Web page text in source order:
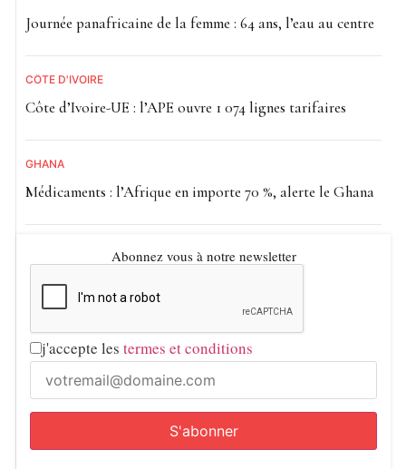
Journée panafricaine de la femme : 64 ans, l’eau au centre
CÔTE D'IVOIRE
Côte d’Ivoire-UE : l’APE ouvre 1 074 lignes tarifaires
GHANA
Médicaments : l’Afrique en importe 70 %, alerte le Ghana
Abonnez vous à notre newsletter
j'accepte les termes et conditions